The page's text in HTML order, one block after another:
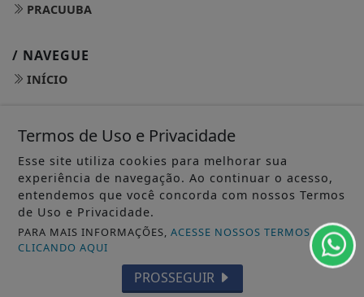
PRACUUBA
/ NAVEGUE
INÍCIO
PAINEL DO LEITOR
TERMOS DE USO E PRIVACIDADE
FAQ
CONTATO
Termos de Uso e Privacidade
Esse site utiliza cookies para melhorar sua
experiência de navegação. Ao continuar o acesso,
entendemos que você concorda com nossos Termos
de Uso e Privacidade.
PARA MAIS INFORMAÇÕES,ACESSE NOSSOS TERMOS
CLICANDO AQUI
PROSSEGUIR